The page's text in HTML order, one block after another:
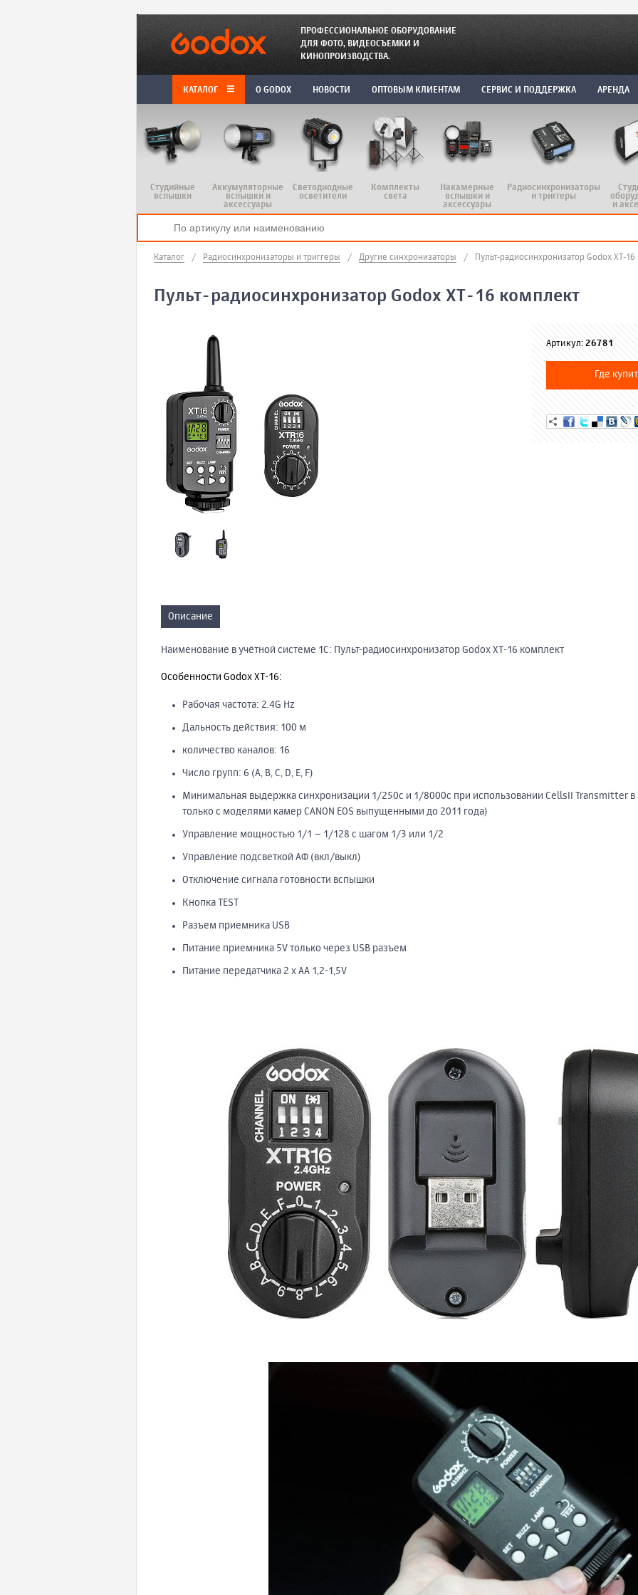
ПРОФЕССИОНАЛЬНОЕ ОБОРУДОВАНИЕ
ДЛЯ ФОТО, ВИДЕОСЪЕМКИ И
КИНОПРОИЗВОДСТВА.
КАТАЛОГ O GODOX НОВОСТИ ОПТОВЫМ КЛИЕНТАМ СЕРВИС И ПОДДЕРЖКА АРЕНДА
Студийные
вспышки
Аккумуляторные
вспышки и
аксессуары
Светодиодные
осветители
Комплекты
света
Накамерные
вспышки и
аксессуары
Радиосинхронизаторы
и триггеры
и
Каталог / Радиосинхронизаторы и триггеры / Другие синхронизаторы / Пульт-радиосинхронизатор Godox XT-
Пульт-радиосинхронизатор Godox XT-16 комплект
Артикул: 26781
Где
Описание
Наименование в учётной системе 1С: Пульт-радиосинхронизатор Godox XT-16 комплект
Особенности Godox XT-16:
Рабочая частота: 2.4G Hz
Дальность действия: 100 м
количество каналов: 16
Число групп: 6 (A, B, C, D, E, F)
Минимальная выдержка синхронизации 1/250c и 1/8000c при использовании CellsII Transmitter в
только с моделями камер CANON EOS выпущенными до 2011 года)
Управление мощностью 1/1 – 1/128 с шагом 1/3 или 1/2
Управление подсветкой АФ (вкл/выкл)
Отключение сигнала готовности вспышки
Кнопка TEST
Разъем приемника USB
Питание приемника 5V только через USB разъем
Питание передатчика 2 х АА 1,2-1,5V